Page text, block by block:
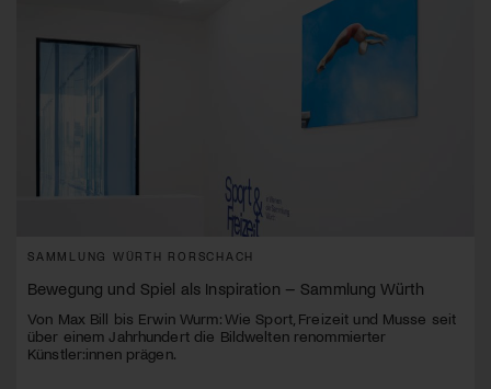
SAMMLUNG WÜRTH RORSCHACH
Bewegung und Spiel als Inspiration – Sammlung Würth
Von Max Bill bis Erwin Wurm: Wie Sport, Freizeit und Musse seit
über einem Jahrhundert die Bildwelten renommierter
Künstler:innen prägen.